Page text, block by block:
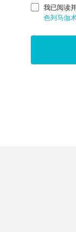
我已阅读
色列马伽